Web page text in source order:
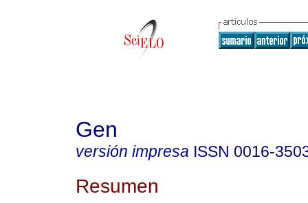
Gen
versión impresa ISSN 0016-
Resumen